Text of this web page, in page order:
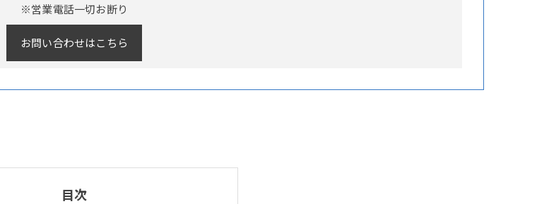
※営業電話一切お断り
お問い合わせはこちら
目次